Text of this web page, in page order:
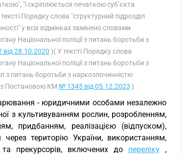
"і скріплюється печаткою суб’єкта
Порядку слова "структурний підрозділ
у всіх відмінках замінено словами
Національної поліції з питань боротьби з
28.10.2020 )( У тексті Порядку слова
Національної поліції з питань боротьби з
з питань боротьби з наркозлочинністю
з Постановою КМ № 1345 від 05.12.2023 )
- юридичними особами незалежно
з культивуванням рослин, розробленням,
придбанням, реалізацією (відпуском),
територію України, використанням,
прекурсорів, включених до переліку ,